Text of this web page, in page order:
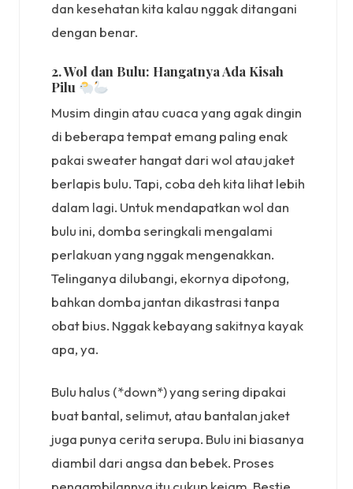
dan kesehatan kita kalau nggak ditangani
dengan benar.
2. Wol dan Bulu: Hangatnya Ada Kisah
Pilu
Musim dingin atau cuaca yang agak dingin
di beberapa tempat emang paling enak
pakai sweater hangat dari wol atau jaket
berlapis bulu. Tapi, coba deh kita lihat lebih
dalam lagi. Untuk mendapatkan wol dan
bulu ini, domba seringkali mengalami
perlakuan yang nggak mengenakkan.
Telinganya dilubangi, ekornya dipotong,
bahkan domba jantan dikastrasi tanpa
obat bius. Nggak kebayang sakitnya kayak
apa, ya.
Bulu halus (*down*) yang sering dipakai
buat bantal, selimut, atau bantalan jaket
juga punya cerita serupa. Bulu ini biasanya
diambil dari angsa dan bebek. Proses